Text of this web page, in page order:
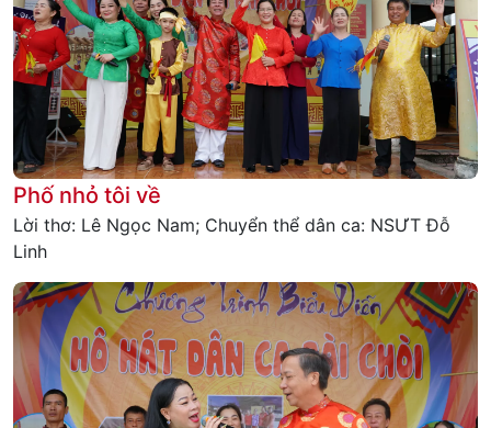
Phố nhỏ tôi về
Lời thơ: Lê Ngọc Nam; Chuyển thể dân ca: NSƯT Đỗ
Linh